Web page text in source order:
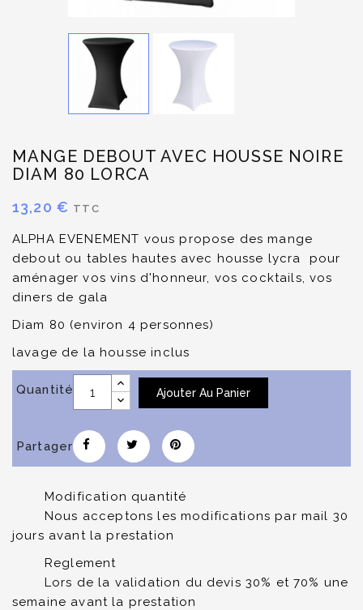
MANGE DEBOUT AVEC HOUSSE NOIRE
DIAM 80 LORCA
13,20 € TTC
ALPHA EVENEMENT vous propose des mange
debout ou tables hautes avec housse lycra pour
aménager vos vins d'honneur, vos cocktails, vos
diners de gala
Diam 80 (environ 4 personnes)
lavage de la housse inclus
Quantité Ajouter Au Panier
Partager
Modification quantité
Nous acceptons les modifications par mail 30
jours avant la prestation
Reglement
Lors de la validation du devis 30% et 70% une
semaine avant la prestation